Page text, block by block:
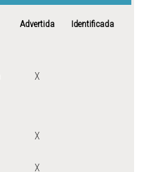
Advertida Identificada
X
X
X